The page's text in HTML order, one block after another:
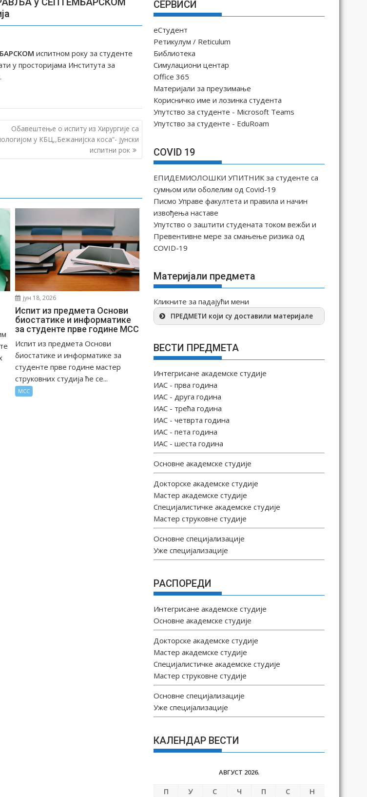
испитном року за студенте
у просторијама Института за
Обавештење о испиту из Хирургије са
у КБЦ,,Бежанијска коса“- јунски
испитни рок
јун 18, 2026
Испит из предмета Основи
биостатике и информатике
за студенте прве године МСС
Испит из предмета Основи
биостатике и информатике за
студенте прве године мастер
струковних студија ће се...
МСС
СЕРВИСИ
еСтудент
Ретикулум / Reticulum
Библиотека
Симулациони центар
Office 365
Материјали за преузимање
Корисничко име и лозинка студента
Упутство за студенте - Microsoft Teams
Упутство за студенте - EduRoam
COVID 19
ЕПИДЕМИОЛОШКИ УПИТНИК за студенте са
сумњом или оболелим од Covid-19
Писмо Управе факултета и правила и начин
извођења наставе
Упутство о заштити студената током вежби и
Превентивне мере за смањење ризика од
COVID-19
Материјали предмета
Кликните за падајући мени
ПРЕДМЕТИ који су доставили материјале
ВЕСТИ ПРЕДМЕТА
Интегрисане академске студије
ИАС - прва година
ИАС - друга година
ИАС - трећа година
ИАС - четврта година
ИАС - пета година
ИАС - шеста година
Основне академске студије
Докторске академске студије
Мастер академске студије
Специјалистичке академске студије
Мастер струковне студије
Основне специјализације
Уже специјализације
РАСПОРЕДИ
Интегрисане академске студије
Основне академске студије
Докторске академске студије
Мастер академске студије
Специјалистичке академске студије
Мастер струковне студије
Основне специјализације
Уже специјализације
КАЛЕНДАР ВЕСТИ
АВГУСТ 2026.
П У С Ч П С Н